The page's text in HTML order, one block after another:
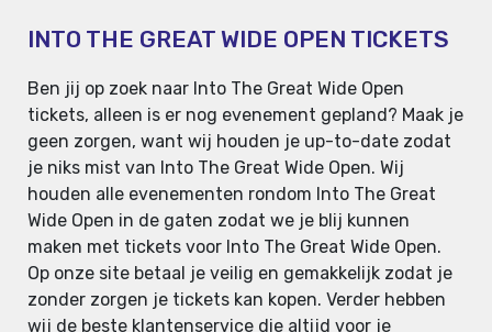
INTO THE GREAT WIDE OPEN TICKETS
Ben jij op zoek naar Into The Great Wide Open
tickets, alleen is er nog evenement gepland? Maak je
geen zorgen, want wij houden je up-to-date zodat
je niks mist van Into The Great Wide Open. Wij
houden alle evenementen rondom Into The Great
Wide Open in de gaten zodat we je blij kunnen
maken met tickets voor Into The Great Wide Open.
Op onze site betaal je veilig en gemakkelijk zodat je
zonder zorgen je tickets kan kopen. Verder hebben
wij de beste klantenservice die altijd voor je